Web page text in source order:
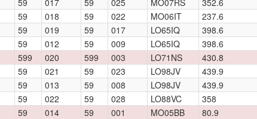
59 017 59 025 MO07RS 352.6
59 018 59 022 MO06IT 237.6
59 019 59 017 LO65IQ 398.6
59 012 59 009 LO65IQ 398.6
599 020 599 003 LO71NS 430.8
59 021 59 023 LO98JV 439.9
59 013 59 008 LO98JV 439.9
59 022 59 028 LO88VC 358
59 014 59 001 MO05BB 80.9